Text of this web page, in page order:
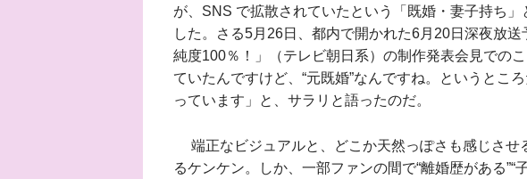
が、SNS で拡散されていたという「既婚・妻子持ち
した。さる5月26日、都内で開かれた6月20日深夜放
純度100％！」（テレビ朝日系）の制作発表会見での
ていたんですけど、“元既婚”なんですね。というとこ
っています」と、サラリと語ったのだ。
端正なビジュアルと、どこか天然っぽさも感じさせ
るケンケン。しか、一部ファンの間で“離婚歴がある”“